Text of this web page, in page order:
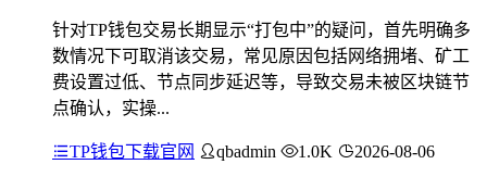
针对TP钱包交易长期显示“打包中”的疑问，首先明确多
数情况下可取消该交易，常见原因包括网络拥堵、矿工
费设置过低、节点同步延迟等，导致交易未被区块链节
点确认，实操...
TP钱包下载官网 qbadmin 1.0K 2026-08-06